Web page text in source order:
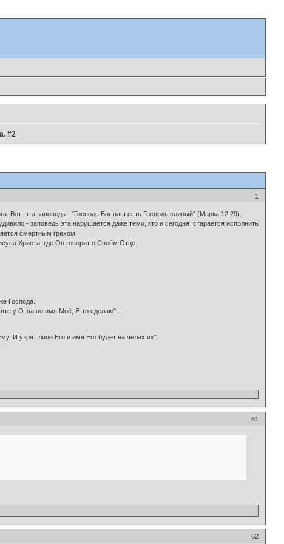
#2
1
Вот эта заповедь - "Господь Бог наш есть Господь единый" (Марка 12:29).
- заповедь эта нарушается даже теми, кто и сегодня старается исполнить
смертным грехом.
Христа, где Он говорит о Своём Отце.
Господа.
у Отца во имя Моё, Я то сделаю" ...
И узрят лице Его и имя Его будет на челах их".
61
62